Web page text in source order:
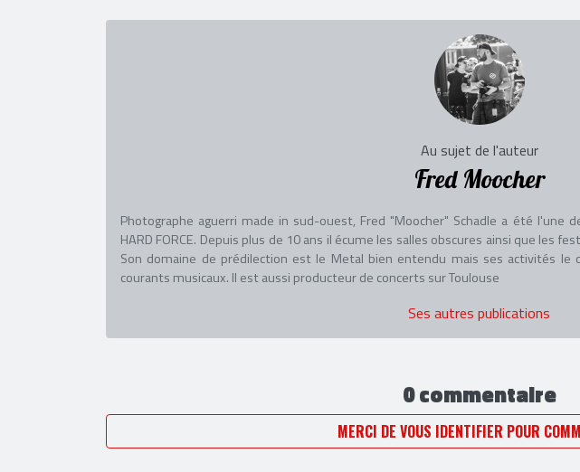
Fred Moocher
Photographe aguerri made in sud-ouest, Fred "Moocher" Schadle a été l'une
Son domaine de prédilection est le Metal bien entendu mais ses activités le
courants musicaux. Il est aussi producteur de concerts sur Toulouse
0 commentaire